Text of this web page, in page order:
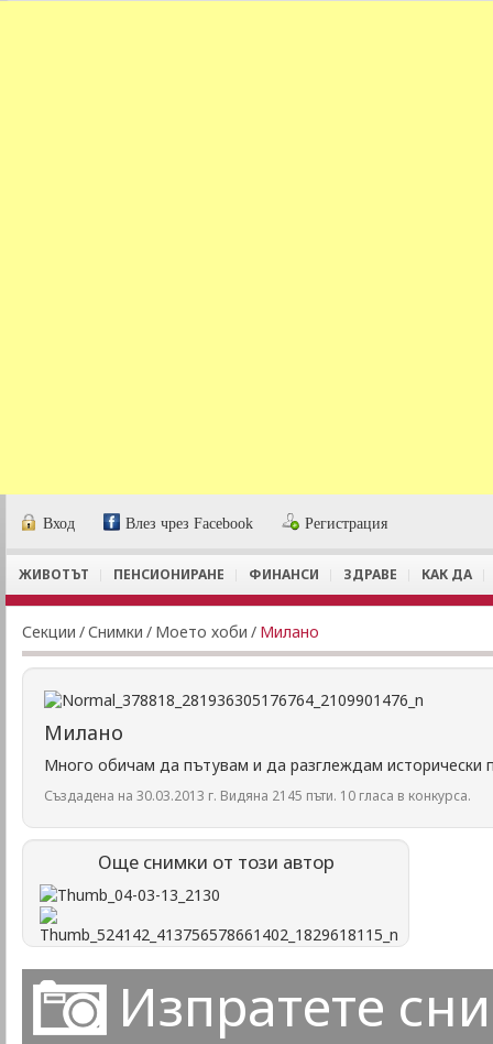
Вход Влез чрез Facebook Регистрация
ЖИВОТЪТ ПЕНСИОНИРАНЕ ФИНАНСИ ЗДРАВЕ КАК ДА
Секции /Снимки / Моето хоби / Милано
Милано
Много обичам да пътувам и да разглеждам исторически
Създадена на 30.03.2013 г. Видяна 2145 пъти. 10 гласа в конкурса.
Още снимки от този автор
Изпратете